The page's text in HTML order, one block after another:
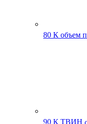
80 К объем
90 К ТВИН